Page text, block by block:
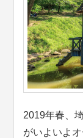
2019年春、
がいよいよ